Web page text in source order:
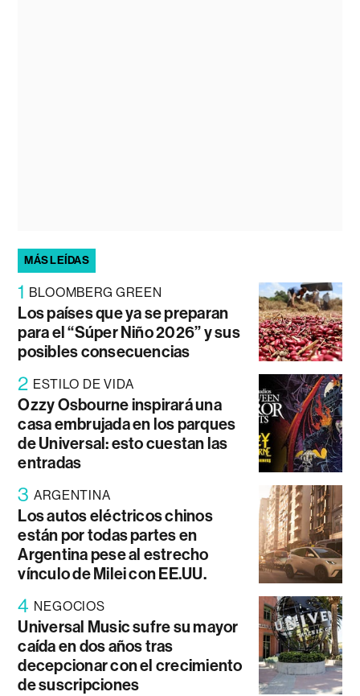
MÁS LEÍDAS
1 BLOOMBERG GREEN
Los países que ya se preparan
para el “Súper Niño 2026” y sus
posibles consecuencias
2 ESTILO DE VIDA
Ozzy Osbourne inspirará una
casa embrujada en los parques
de Universal: esto cuestan las
entradas
3 ARGENTINA
Los autos eléctricos chinos
están por todas partes en
Argentina pese al estrecho
vínculo de Milei con EE.UU.
4 NEGOCIOS
Universal Music sufre su mayor
caída en dos años tras
decepcionar con el crecimiento
de suscripciones